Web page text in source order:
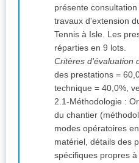
présente
travaux d'extension
Tennis à Isle. Les
réparties en 9 lots.
Critères d'évaluation
des prestations = 60,0% 2-
technique = 40,0%,
2.1-Méthodologie :
du chantier
modes opératoires
matériel, détails des
spécifiques propres